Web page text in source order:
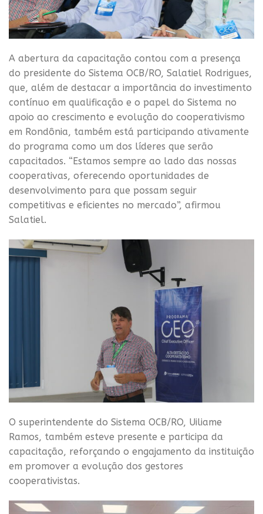
A abertura da capacitação contou com a presença
do presidente do Sistema OCB/RO, Salatiel Rodrigues,
que, além de destacar a importância do investimento
contínuo em qualificação e o papel do Sistema no
apoio ao crescimento e evolução do cooperativismo
em Rondônia, também está participando ativamente
do programa como um dos líderes que serão
capacitados. “Estamos sempre ao lado das nossas
cooperativas, oferecendo oportunidades de
desenvolvimento para que possam seguir
competitivas e eficientes no mercado”, afirmou
Salatiel.
O superintendente do Sistema OCB/RO, Uiliame
Ramos, também esteve presente e participa da
capacitação, reforçando o engajamento da instituição
em promover a evolução dos gestores
cooperativistas.